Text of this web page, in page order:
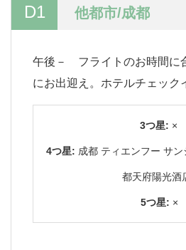
D1 他都市/成都
午後－ フライトのお時間に
にお出迎え。ホテルチェック
3つ星: ×
4つ星: 成都 ティエンフー サ
都天府陽光酒
5つ星: ×